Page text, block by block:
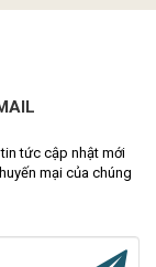
tức cập nhật mới
mại của chúng